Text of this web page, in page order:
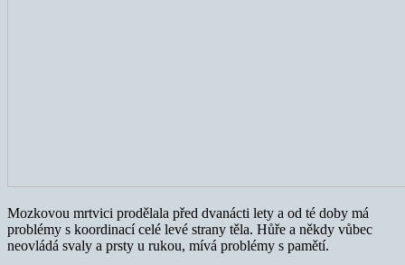
Mozkovou mrtvici prodělala před dvanácti lety a od té doby má
problémy s koordinací celé levé strany těla. Hůře a někdy vůbec
neovládá svaly a prsty u rukou, mívá problémy s pamětí.